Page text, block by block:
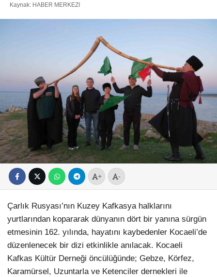
Kaynak: HABER MERKEZI
+ -
Çarlık Rusyası’nın Kuzey Kafkasya halklarını
yurtlarından kopararak dünyanın dört bir yanına sürgün
etmesinin 162. yılında, hayatını kaybedenler Kocaeli’de
düzenlenecek bir dizi etkinlikle anılacak. Kocaeli
Kafkas Kültür Derneği öncülüğünde; Gebze, Körfez,
Karamürsel, Uzuntarla ve Ketenciler dernekleri ile